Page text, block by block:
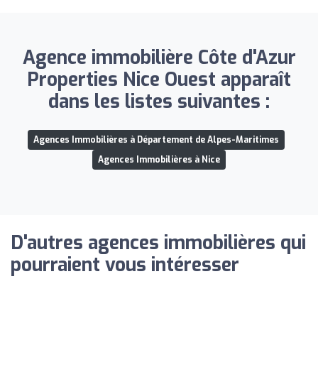
Agence immobilière Côte d'Azur
Properties Nice Ouest apparaît
dans les listes suivantes :
Agences Immobilières à Département de Alpes-Maritimes
Agences Immobilières à Nice
D'autres agences immobilières qui
pourraient vous intéresser